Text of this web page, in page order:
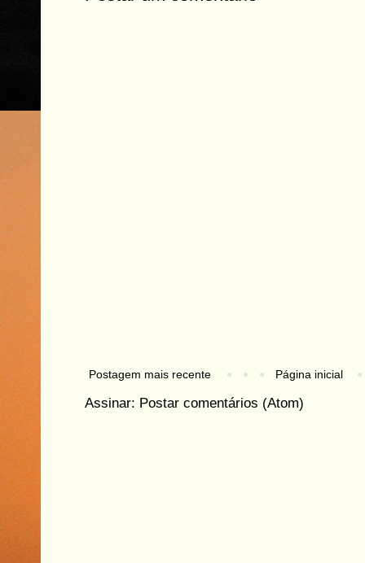
Postagem mais recente Página inicial
Assinar: Postar comentários (Atom)